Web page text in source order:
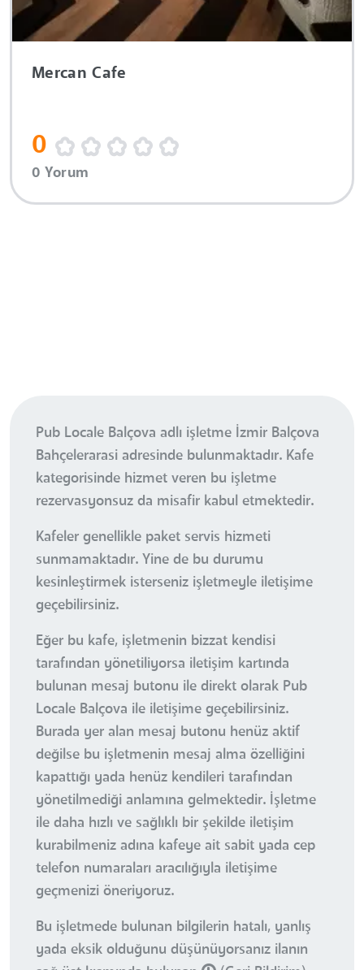
Mercan Cafe
0
0 Yorum
Pub Locale Balçova adlı işletme İzmir Balçova
Bahçelerarasi adresinde bulunmaktadır. Kafe
kategorisinde hizmet veren bu işletme
rezervasyonsuz da misafir kabul etmektedir.
Kafeler genellikle paket servis hizmeti
sunmamaktadır. Yine de bu durumu
kesinleştirmek isterseniz işletmeyle iletişime
geçebilirsiniz.
Eğer bu kafe, işletmenin bizzat kendisi
tarafından yönetiliyorsa iletişim kartında
bulunan mesaj butonu ile direkt olarak Pub
Locale Balçova ile iletişime geçebilirsiniz.
Burada yer alan mesaj butonu henüz aktif
değilse bu işletmenin mesaj alma özelliğini
kapattığı yada henüz kendileri tarafından
yönetilmediği anlamına gelmektedir. İşletme
ile daha hızlı ve sağlıklı bir şekilde iletişim
kurabilmeniz adına kafeye ait sabit yada cep
telefon numaraları aracılığıyla iletişime
geçmenizi öneriyoruz.
Bu işletmede bulunan bilgilerin hatalı, yanlış
yada eksik olduğunu düşünüyorsanız ilanın